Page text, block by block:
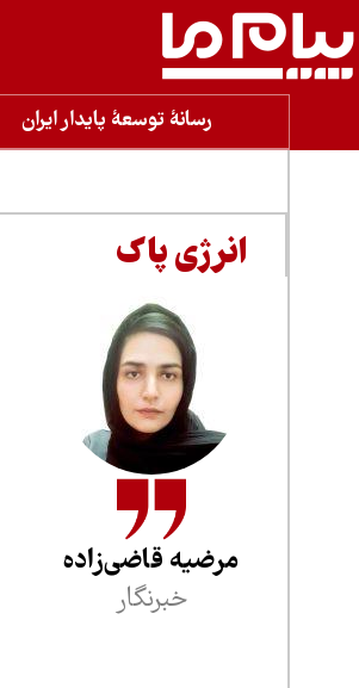
رسانۀ توسعۀ پایدار ایران
انرژی پاک
مرضیه قاضی‌زاده
خبرنگار